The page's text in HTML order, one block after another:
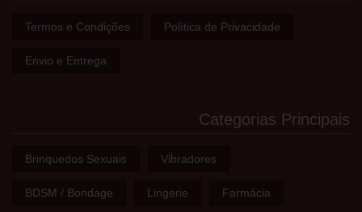
Termos e Condições Política de Privacidade
Envio e Entrega
Categorias Principais
Brinquedos Sexuais Vibradores
BDSM / Bondage Lingerie Farmácia